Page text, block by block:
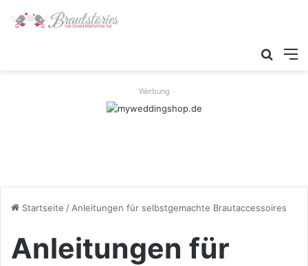
Werbung
Startseite / Anleitungen für selbstgemachte Brautaccessoires
Anleitungen für